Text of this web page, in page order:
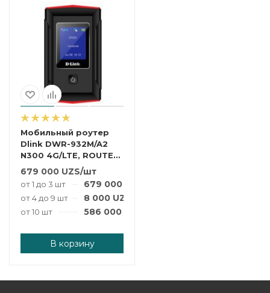
Мобильный роутер
Dlink DWR-932M/A2
N300 4G/LTE, ROUTER-
WIFI-DWR-932M-A2
679 000 UZS/шт
от 1 до 3 шт 679 000UZS
от 4 до 9 шт 8 000UZS
от 10 шт 586 000UZS
В корзину